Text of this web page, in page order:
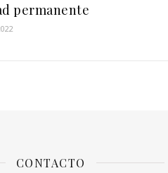
permanente
CONTACTO